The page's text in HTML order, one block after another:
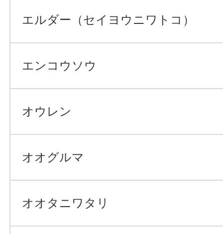
エルダー（セイヨウニワトコ）
エンコウソウ
オウレン
オオグルマ
オオタニワタリ